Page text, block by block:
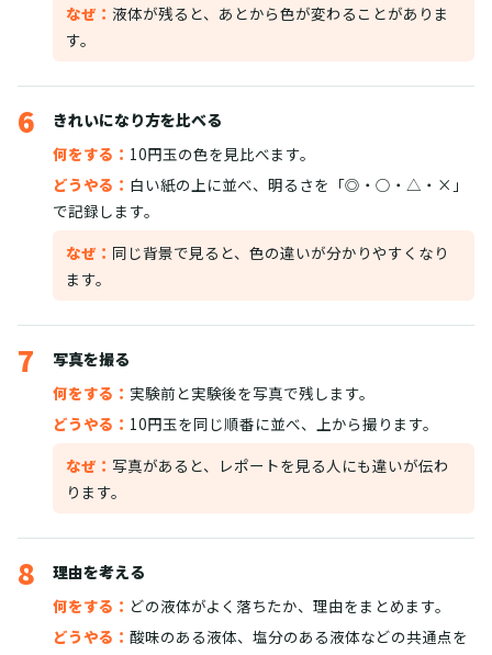
なぜ： 液体が残ると、あとから色が変わることがありま
す。
6
きれいになり方を比べる
何をする： 10円玉の色を見比べます。
どうやる： 白い紙の上に並べ、明るさを「◎・○・△・×」
で記録します。
なぜ： 同じ背景で見ると、色の違いが分かりやすくなり
ます。
7
写真を撮る
何をする： 実験前と実験後を写真で残します。
どうやる： 10円玉を同じ順番に並べ、上から撮ります。
なぜ： 写真があると、レポートを見る人にも違いが伝わ
ります。
8
理由を考える
何をする： どの液体がよく落ちたか、理由をまとめます。
どうやる： 酸味のある液体、塩分のある液体などの共通点を